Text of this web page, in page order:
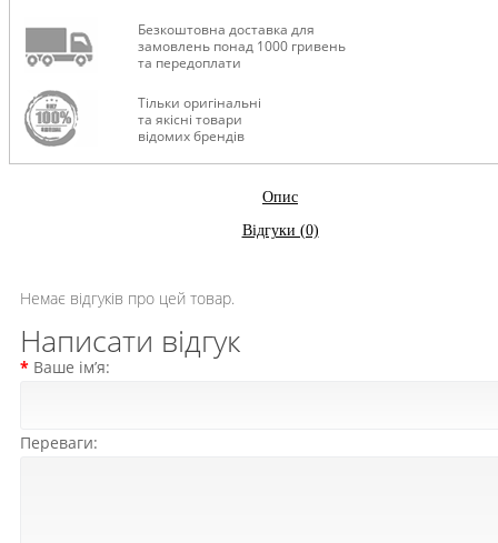
Безкоштовна доставка для
замовлень понад 1000 гривень
та передоплати
Тільки оригінальні
та якісні товари
відомих брендів
Опис
Відгуки (0)
Немає відгуків про цей товар.
Написати відгук
Ваше ім’я:
Переваги: